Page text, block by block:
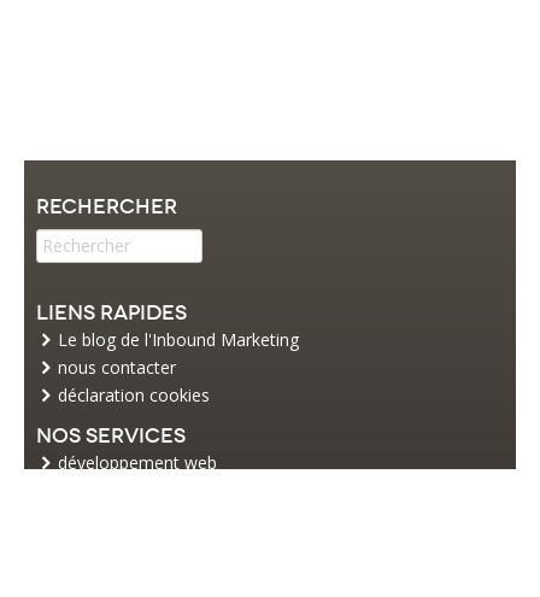
Rechercher
Liens rapides
Le blog de l'Inbound Marketing
nous contacter
déclaration cookies
Nos services
développement web